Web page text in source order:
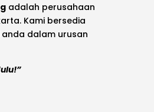
adalah perusahaan
Kami bersedia
dalam urusan